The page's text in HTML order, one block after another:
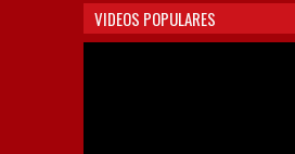
VIDEOS POPULARES